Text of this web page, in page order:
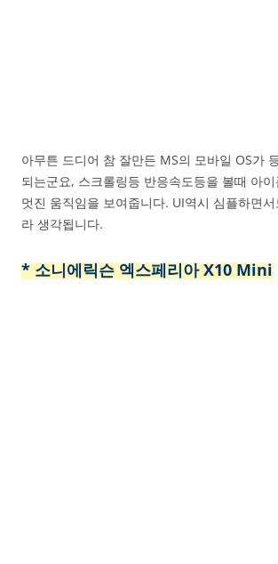
아무튼 드디어 참 잘만든 MS의 모바일 OS가
되는군요, 스크롤링등 반응속도등을 볼때 아
멋진 움직임을 보여줍니다. UI역시 심플하면
라 생각됩니다.
* 소니에릭슨 엑스페리아 X10 Mini